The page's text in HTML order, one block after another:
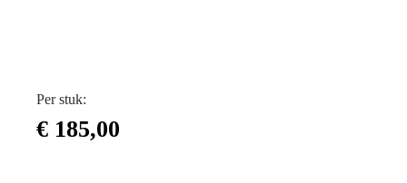
Per stuk:
€ 185,00